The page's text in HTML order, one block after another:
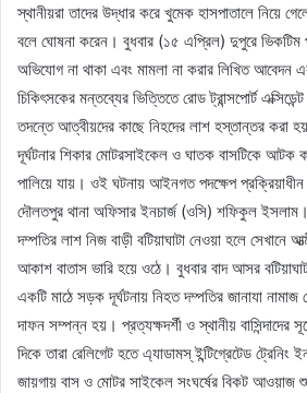
স্থানীয়রা তাদের উদ্ধার করে খুমেক হাসপাতালে নিয়ে
বলে ঘোষনা করেন। বুধবার (১৫ এপ্রিল) দুপুরে ভিকটিম
অভিযোগ না থাকা এবং মামলা না করার লিখিত আবেদন
চিকিৎসকের মন্তব্যের ভিত্তিতে রোড ট্রান্সপোর্ট
তদন্তে আত্বীয়দের কাছে নিহদের লাশ হস্তান্তর করা
দূর্ঘটনার শিকার মোটরসাইকেল ও ঘাতক বাসটিকে আটক
পালিয়ে যায়। ওই ঘটনায় আইনগত পদক্ষেপ প্রক্রিয়াধীন
দৌলতপুর থানা অফিসার ইনচার্জ (ওসি) শফিকুল
দম্পতির লাশ নিজ বাড়ী বটিয়াঘাটা নেওয়া হলে সেখানে
আকাশ বাতাস ভারি হয়ে ওঠে। বুধবার বাদ আসর
একটি মাঠে সড়ক দূর্ঘটনায় নিহত দম্পতির জানাযা নামাজ
দাফন সম্পন্ন হয়। প্রত্যক্ষদর্শী ও স্থানীয় বাসিন্দাদের
দিকে তারা রেলিগেট হতে এ্যাডামস্ ইন্টিগ্রেটেড ট্রেনিং
জায়গায় বাস ও মোটর সাইকেল সংঘর্ষের বিকট আওয়াজ